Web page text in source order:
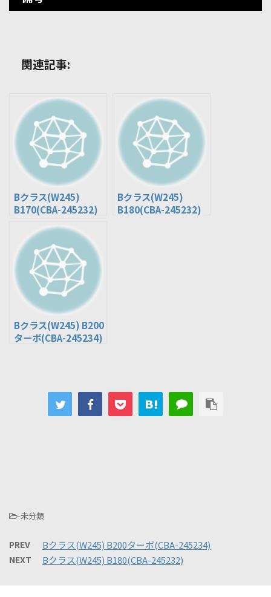
関連記事:
Bクラス(W245)
B170(CBA-245232)
Bクラス(W245)
B180(CBA-245232)
Bクラス(W245) B200
ターボ(CBA-245234)
-未分類
PREV Bクラス(W245) B200ターボ(CBA-245234)
NEXT Bクラス(W245) B180(CBA-245232)